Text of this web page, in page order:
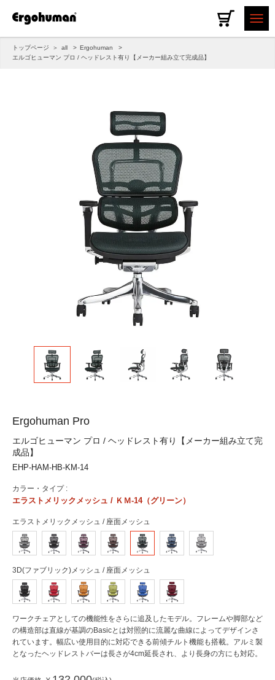
トップページ all
Ergohuman
エルゴヒューマン プロ / ヘッドレスト有り【メーカー組み立て完成品】
Ergohuman Pro
エルゴヒューマン プロ / ヘッドレスト有り【メーカー組み立て完
成品】
EHP-HAM-HB-KM-14
カラー・タイプ :
エラストメリックメッシュ / ＫＭ-14（グリーン）
エラストメリックメッシュ / 座面メッシュ
3D(ファブリック)メッシュ / 座面メッシュ
ワークチェアとしての機能性をさらに追及したモデル。フレームや脚部など
の構造部は直線が基調のBasicとは対照的に流麗な曲線によってデザインさ
れています。幅広い使用目的に対応できる前傾チルト機能も搭載。アルミ製
となったヘッドレストバーは長さが4cm延長され、より長身の方にも対応。